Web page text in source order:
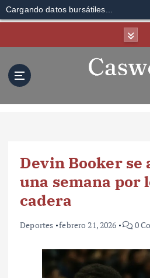
Cargando datos bursátiles...
Devin Booker se
una semana por
cadera
Deportes febrero 21, 2026 0